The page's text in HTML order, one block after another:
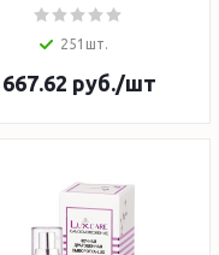
251шт.
667.62 руб./шт